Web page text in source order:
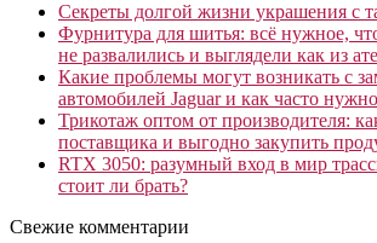
Секреты долгой жизни украшения с
Фурнитура для шитья: всё нужное,
не развалились и выглядели как из
Какие проблемы могут возникать с
автомобилей Jaguar и как часто
Трикотаж оптом от производителя:
поставщика и выгодно закупить
RTX 3050: разумный вход в мир
стоит ли брать?
Свежие комментарии